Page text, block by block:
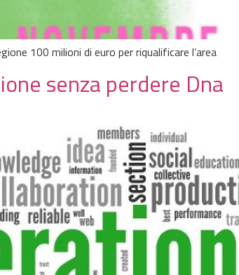
100 milioni di euro per riqualificare l’area
senza perdere Dna